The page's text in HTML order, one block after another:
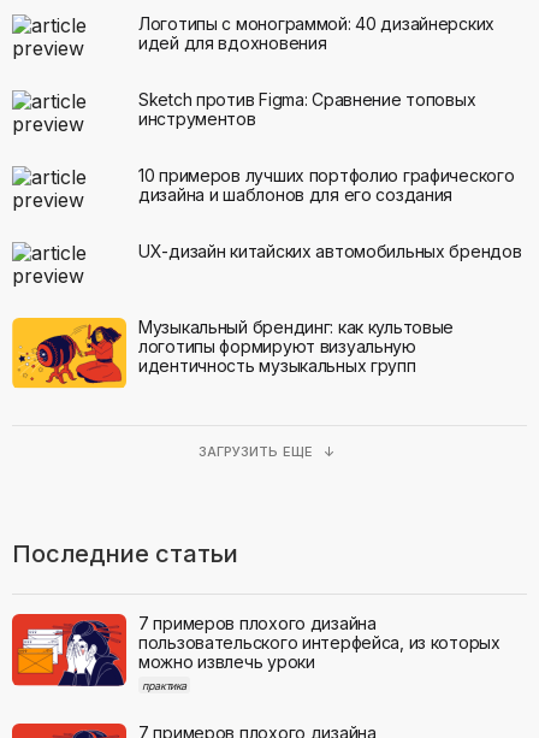
Логотипы с монограммой: 40 дизайнерских
идей для вдохновения
Sketch против Figma: Сравнение топовых
инструментов
10 примеров лучших портфолио графического
дизайна и шаблонов для его создания
UX-дизайн китайских автомобильных брендов
Музыкальный брендинг: как культовые
логотипы формируют визуальную
идентичность музыкальных групп
ЗАГРУЗИТЬ ЕЩЕ ↓
Последние статьи
7 примеров плохого дизайна
пользовательского интерфейса, из которых
можно извлечь уроки
практика
7 примеров плохого дизайна